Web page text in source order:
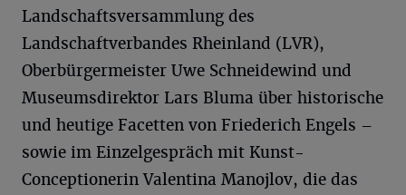
Landschaftsversammlung des
Landschaftverbandes Rheinland (LVR),
Oberbürgermeister Uwe Schneidewind und
Museumsdirektor Lars Bluma über historische
und heutige Facetten von Friederich Engels –
sowie im Einzelgespräch mit Kunst-
Conceptionerin Valentina Manojlov, die das